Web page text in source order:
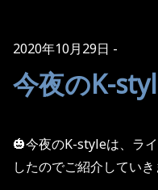
2020年10月29日
今夜のK-
🎃今夜のK-styleは、ラ
したのでご紹介していき